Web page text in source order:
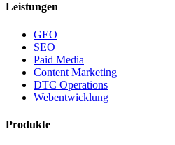
Leistungen
GEO
SEO
Paid Media
Content Marketing
DTC Operations
Webentwicklung
Produkte